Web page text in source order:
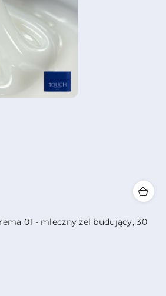
01 - mleczny żel budujący, 30